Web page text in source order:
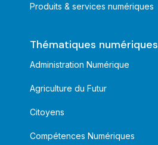
Produits & services numériques
Thématiques numériques
Administration Numérique
Agriculture du Futur
Citoyens
Compétences Numériques